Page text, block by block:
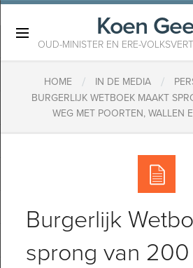
Koen
OUD-MINISTER EN ERE-
HOME / IN DE MEDIA /
BURGERLIJK WETBOEK MAAKT
WEG MET POORTEN, WALLEN
Burgerlijk
sprong van